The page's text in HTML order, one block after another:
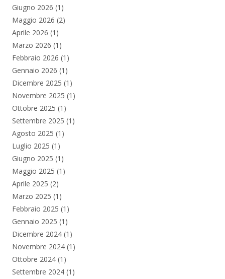
Giugno 2026 (1)
Maggio 2026 (2)
Aprile 2026 (1)
Marzo 2026 (1)
Febbraio 2026 (1)
Gennaio 2026 (1)
Dicembre 2025 (1)
Novembre 2025 (1)
Ottobre 2025 (1)
Settembre 2025 (1)
Agosto 2025 (1)
Luglio 2025 (1)
Giugno 2025 (1)
Maggio 2025 (1)
Aprile 2025 (2)
Marzo 2025 (1)
Febbraio 2025 (1)
Gennaio 2025 (1)
Dicembre 2024 (1)
Novembre 2024 (1)
Ottobre 2024 (1)
Settembre 2024 (1)